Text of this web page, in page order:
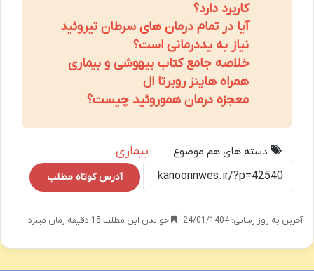
کاربرد دارد؟
آیا در تمام درمان های سرطان تیروئید
نیاز به یددرمانی است؟
خلاصه جامع کتاب بیهوشی و بیماری
همراه هاینز روبرتا ال
معجزه درمان هموروئید چیست؟
دسته های هم موضوع بیماری
آدرس کوتاه مطلب
آخرین به روز رسانی: 24/01/1404 خواندن این مطلب 15 دقیقه زمان میبرد